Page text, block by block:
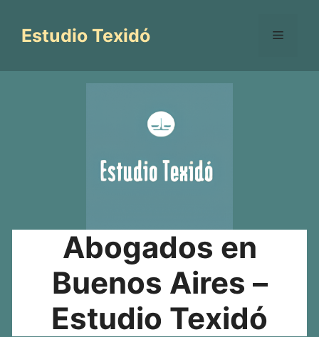
contenido
Estudio Texidó Menú
Abogados en
Buenos Aires –
Estudio Texidó